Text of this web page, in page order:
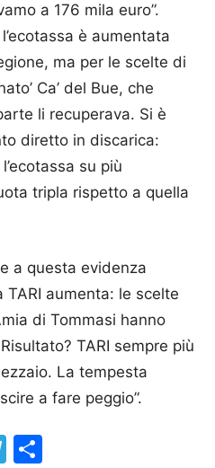
a 176 mila euro”.
è aumentata
ma per le scelte di
Ca’ del Bue, che
li recuperava. Si è
diretto in discarica:
su più
tripla rispetto a quella
a questa evidenza
aumenta: le scelte
di Tommasi hanno
TARI sempre più
La tempesta
a fare peggio”.
Telegram